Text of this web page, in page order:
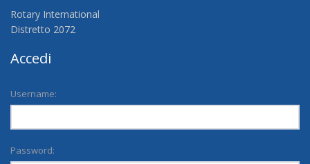
Rotary International
Distretto 2072
Accedi
Username:
Password: